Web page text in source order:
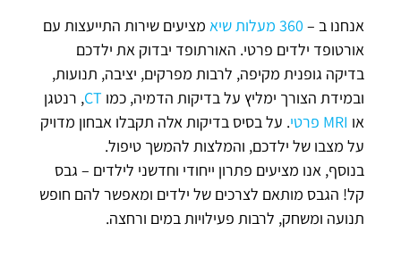
אנחנו ב – 360 מעלות שיא
מציעים שירות התייעצות עם
אורטופד ילדים פרטי. האורתופד יבדוק את ילדכם
בדיקה גופנית מקיפה, לרבות מפרקים, יציבה, תנועות,
ובמידת הצורך ימליץ על בדיקות הדמיה, כמו CT, רנטגן
או MRI פרטי
. על בסיס בדיקות אלה תקבלו אבחון מדויק
על מצבו של ילדכם, והמלצות להמשך טיפול.
בנוסף, אנו מציעים פתרון ייחודי וחדשני לילדים – גבס
קל! הגבס מותאם לצרכים של ילדים ומאפשר להם חופש
תנועה ומשחק, לרבות פעילויות במים ורחצה.